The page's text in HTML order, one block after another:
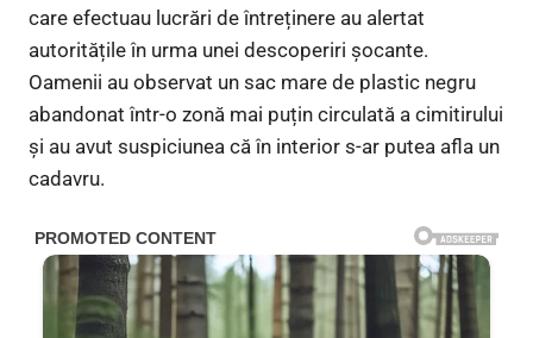
care efectuau lucrări de întreținere au alertat
autoritățile în urma unei descoperiri șocante.
Oamenii au observat un sac mare de plastic negru
abandonat într-o zonă mai puțin circulată a cimitirului
și au avut suspiciunea că în interior s-ar putea afla un
cadavru.